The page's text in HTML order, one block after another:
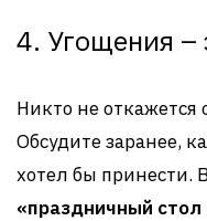
4. Угощения –
Никто не откажется
Обсудите заранее,
хотел бы принести.
«праздничный стол